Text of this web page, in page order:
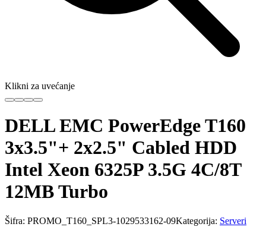
Klikni za uvećanje
DELL EMC PowerEdge T160
3x3.5"+ 2x2.5" Cabled HDD
Intel Xeon 6325P 3.5G 4C/8T
12MB Turbo
Šifra: PROMO_T160_SPL3-1029533162-09Kategorija: Serveri